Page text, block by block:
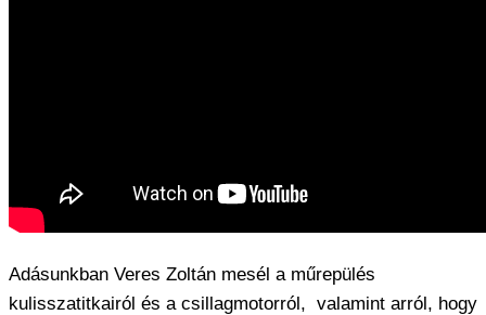
Adásunkban Veres Zoltán mesél a műrepülés
kulisszatitkairól és a csillagmotorról, valamint arról, hogy